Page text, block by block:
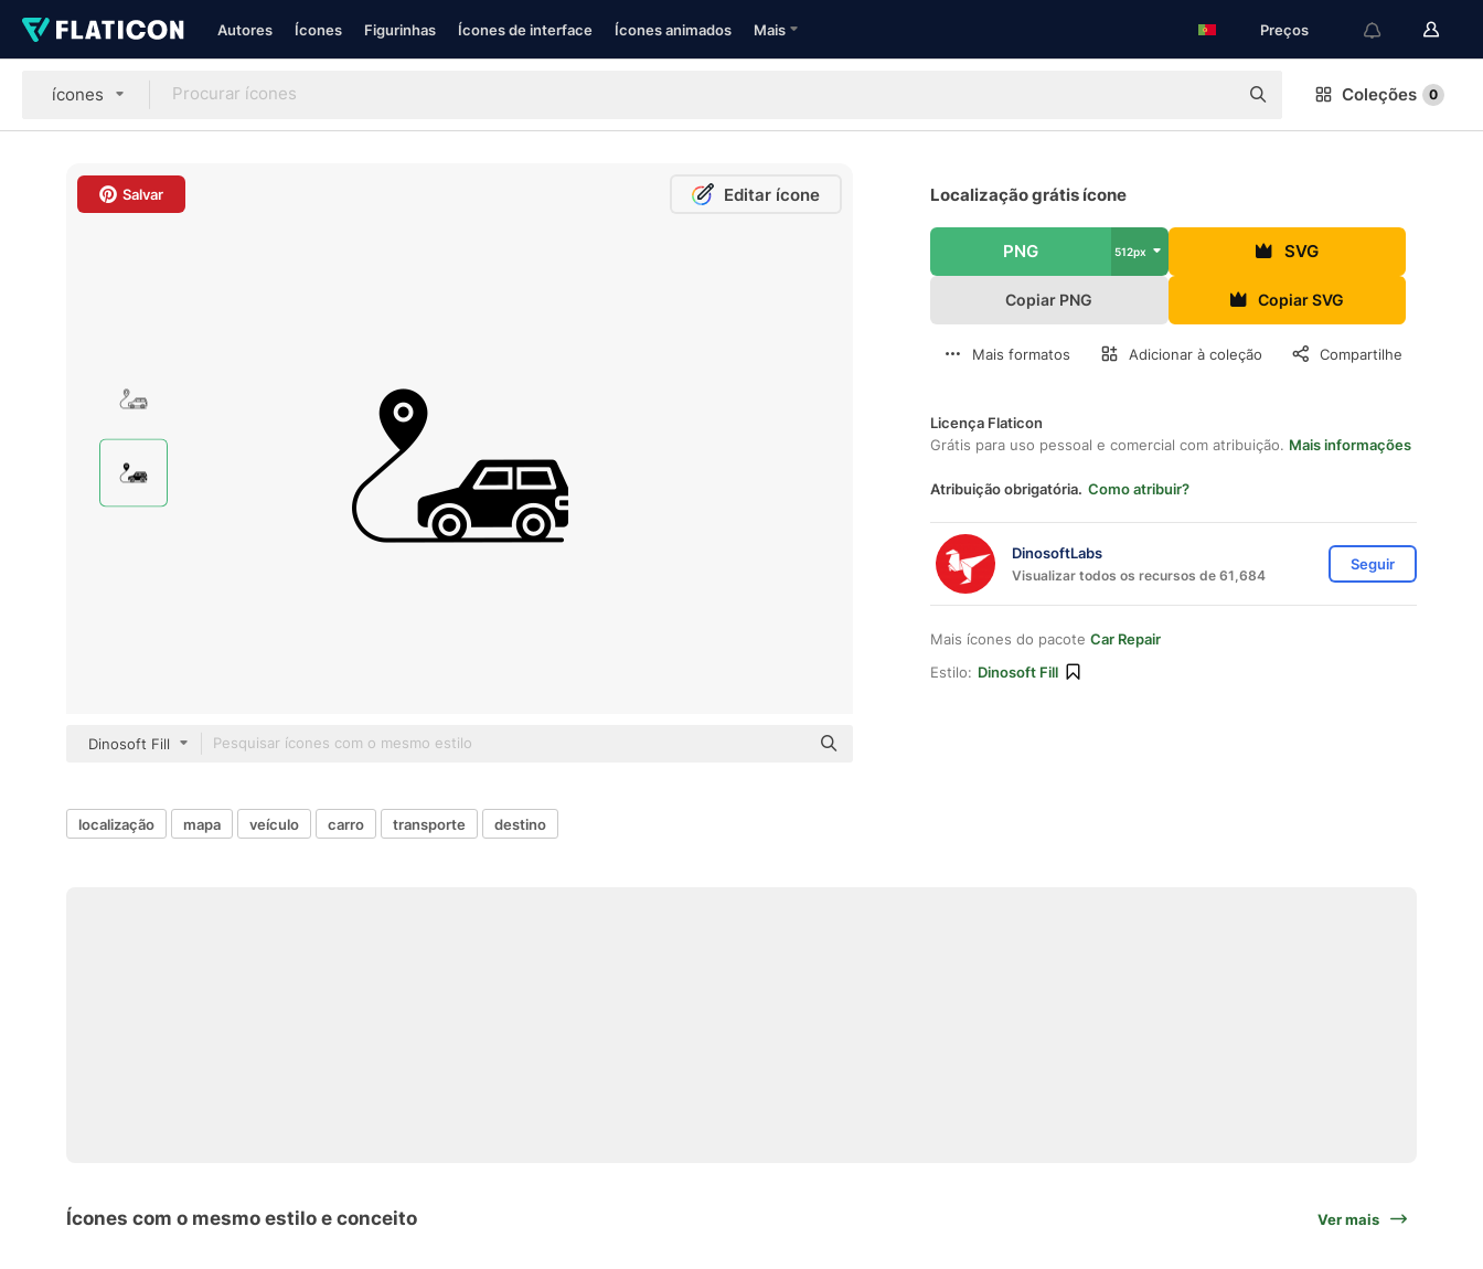
Autores Ícones Figurinhas Ícones de interface Ícones animados Mais Preços
ícones Coleções 0
Salvar Editar ícone
Dinosoft Fill
Localização grátis ícone
PNG 512px SVG
Copiar PNG Copiar SVG
Mais formatos Adicionar à coleção Compartilhe
Licença Flaticon
Grátis para uso pessoal e comercial com atribuição. Mais informações
Atribuição obrigatória. Como atribuir?
DinosoftLabs
Visualizar todos os recursos de 61,684
Seguir
Mais ícones do pacote Car Repair
Estilo: Dinosoft Fill
localização mapa veículo carro transporte destino
Ícones com o mesmo estilo e conceito Ver mais